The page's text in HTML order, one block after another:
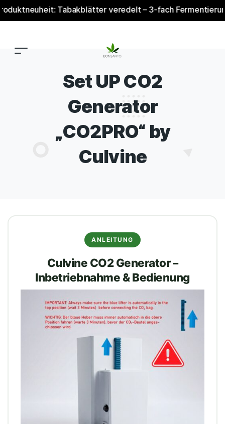
Tabakblätter veredelt – 3-fach Fermentierung
Set UP CO2
Generator
„CO2PRO“ by
Culvine
ANLEITUNG
Culvine CO2 Generator –
Inbetriebnahme & Bedienung